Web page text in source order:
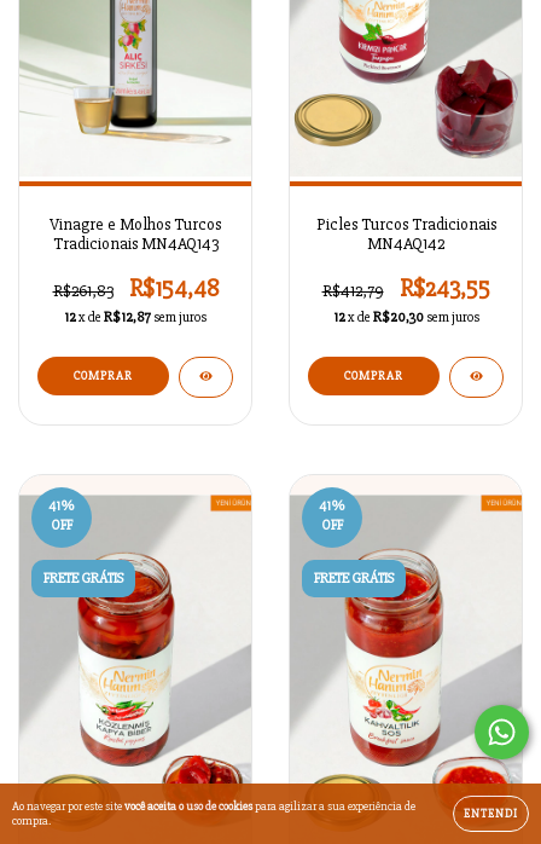
Ao navegar por este sitevocê aceita o uso de cookiespara agilizar a sua experiência de
compra.
ENTENDI
Vinagre e Molhos Turcos
Tradicionais MN4AQ143
R$261,83 R$154,48
12x de R$12,87 sem juros
COMPRAR
Picles Turcos Tradicionais
MN4AQ142
R$412,79 R$243,55
12x de R$20,30 sem juros
COMPRAR
41%
OFF
FRETE GRÁTIS
41%
OFF
FRETE GRÁTIS